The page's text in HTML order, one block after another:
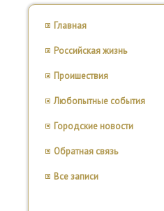
Главная
Российская жизнь
Проишествия
Любопытные события
Городские новости
Обратная связь
Все записи